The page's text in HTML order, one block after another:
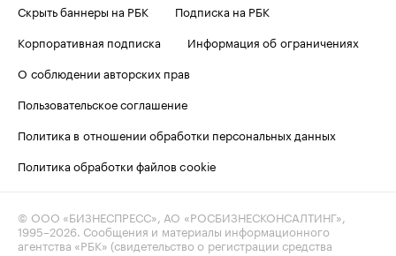
Скрыть баннеры на РБК
Подписка на РБК
Корпоративная подписка
Информация об ограничениях
О соблюдении авторских прав
Пользовательское соглашение
Политика в отношении обработки персональных данных
Политика обработки файлов cookie
© ООО «БИЗНЕСПРЕСС», АО «РОСБИЗНЕСКОНСАЛТИНГ»,
1995–2026 . Сообщения и материалы информационного
агентства «РБК» (свидетельство о регистрации средства